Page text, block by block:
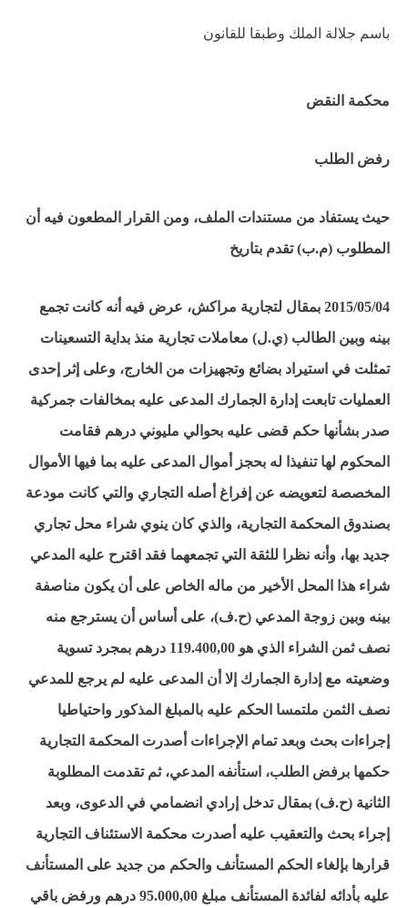
باسم جلالة الملك وطبقا للقانون
محكمة النقض
رفض الطلب
حيث يستفاد من مستندات الملف، ومن القرار المطعون فيه أن
المطلوب (م.ب) تقدم بتاريخ
2015/05/04 بمقال لتجارية مراكش، عرض فيه أنه كانت تجمع
بينه وبين الطالب (ي.ل) معاملات تجارية منذ بداية التسعينات
تمثلت في استيراد بضائع وتجهيزات من الخارج، وعلى إثر إحدى
العمليات تابعت إدارة الجمارك المدعى عليه بمخالفات جمركية
صدر بشأنها حكم قضى عليه بحوالي مليوني درهم فقامت
المحكوم لها تنفيذا له بحجز أموال المدعى عليه بما فيها الأموال
المخصصة لتعويضه عن إفراغ أصله التجاري والتي كانت مودعة
بصندوق المحكمة التجارية، والذي كان ينوي شراء محل تجاري
جديد بها، وأنه نظرا للثقة التي تجمعهما فقد اقترح عليه المدعي
شراء هذا المحل الأخير من ماله الخاص على أن يكون مناصفة
بينه وبين زوجة المدعي (ح.ف)، على أساس أن يسترجع منه
نصف ثمن الشراء الذي هو 119.400,00 درهم بمجرد تسوية
وضعيته مع إدارة الجمارك إلا أن المدعى عليه لم يرجع للمدعي
نصف الثمن ملتمسا الحكم عليه بالمبلغ المذكور واحتياطيا
إجراءات بحث وبعد تمام الإجراءات أصدرت المحكمة التجارية
حكمها برفض الطلب، استأنفه المدعي، ثم تقدمت المطلوبة
الثانية (ح.ف) بمقال تدخل إرادي انضمامي في الدعوى، وبعد
إجراء بحث والتعقيب عليه أصدرت محكمة الاستئناف التجارية
قرارها بإلغاء الحكم المستأنف والحكم من جديد على المستأنف
عليه بأدائه لفائدة المستأنف مبلغ 95.000,00 درهم ورفض باقي